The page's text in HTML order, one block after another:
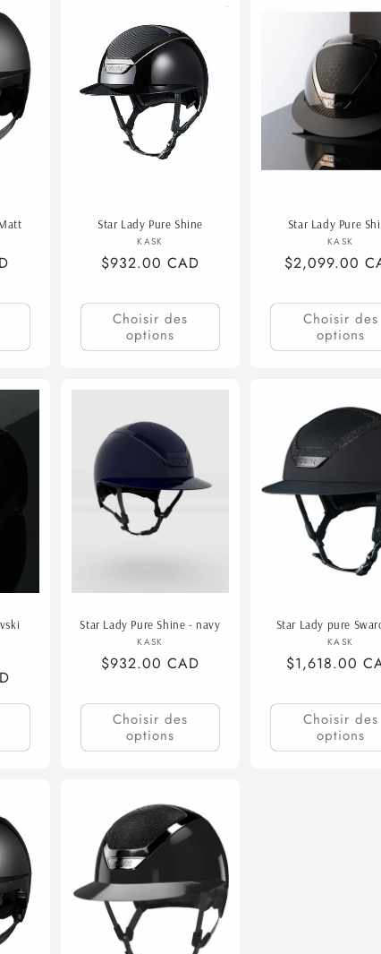
:
Star Lady Pure Shine
Fournisseur :
KASK
Prix
$932.00 CAD
Choisir des
options
Star Lady Pure
KASK
Prix
$2,099.00
Choisir des
options
:
Star Lady Pure Shine - navy
Fournisseur :
KASK
Prix
$932.00 CAD
Choisir des
options
Star Lady pure
KASK
Prix
$1,618.00
Choisir des
options